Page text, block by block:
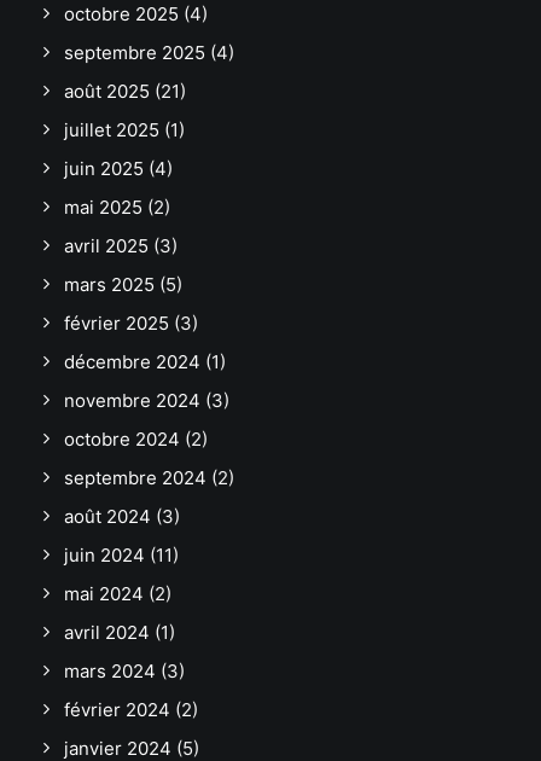
octobre 2025 (4)
septembre 2025 (4)
août 2025 (21)
juillet 2025 (1)
juin 2025 (4)
mai 2025 (2)
avril 2025 (3)
mars 2025 (5)
février 2025 (3)
décembre 2024 (1)
novembre 2024 (3)
octobre 2024 (2)
septembre 2024 (2)
août 2024 (3)
juin 2024 (11)
mai 2024 (2)
avril 2024 (1)
mars 2024 (3)
février 2024 (2)
janvier 2024 (5)